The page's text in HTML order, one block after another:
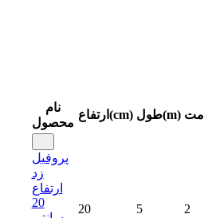
نام
محصول
ارتفاع(cm) طول(m)
پروفیل
زد
ارتفاع
20
20 5 2